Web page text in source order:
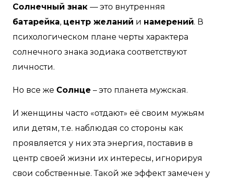
Солнечный знак — это внутренняя
батарейка, центр желаний и намерений. В
психологическом плане черты характера
солнечного знака зодиака соответствуют
личности.
Но все же Солнце – это планета мужская.
И женщины часто «отдают» её своим мужьям
или детям, т.е. наблюдая со стороны как
проявляется у них эта энергия, поставив в
центр своей жизни их интересы, игнорируя
свои собственные. Такой же эффект замечен у